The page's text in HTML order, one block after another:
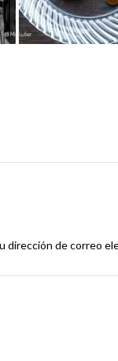
dirección de correo